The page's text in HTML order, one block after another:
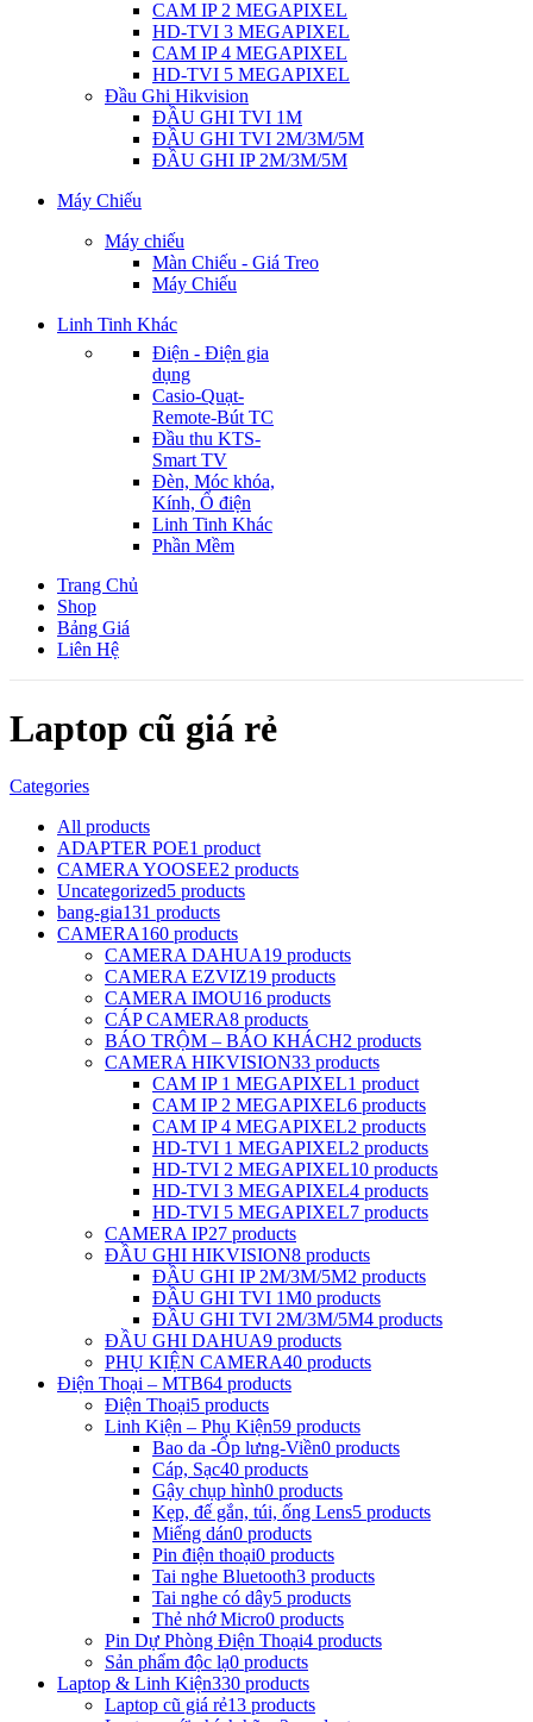
CAM IP 2 MEGAPIXEL
HD-TVI 3 MEGAPIXEL
CAM IP 4 MEGAPIXEL
HD-TVI 5 MEGAPIXEL
Đầu Ghi Hikvision
ĐẦU GHI TVI 1M
ĐẦU GHI TVI 2M/3M/5M
ĐẦU GHI IP 2M/3M/5M
Máy Chiếu
Máy chiếu
Màn Chiếu - Giá Treo
Máy Chiếu
Linh Tinh Khác
Điện - Điện gia
dụng
Casio-Quạt-
Remote-Bút TC
Đầu thu KTS-
Smart TV
Đèn, Móc khóa,
Kính, Ổ điện
Linh Tinh Khác
Phần Mềm
Trang Chủ
Shop
Bảng Giá
Liên Hệ
Laptop cũ giá rẻ
Categories
All products
ADAPTER POE1 product
CAMERA YOOSEE2 products
Uncategorized5 products
bang-gia131 products
CAMERA160 products
CAMERA DAHUA19 products
CAMERA EZVIZ19 products
CAMERA IMOU16 products
CÁP CAMERA8 products
BÁO TRỘM – BÁO KHÁCH2 products
CAMERA HIKVISION33 products
CAM IP 1 MEGAPIXEL1 product
CAM IP 2 MEGAPIXEL6 products
CAM IP 4 MEGAPIXEL2 products
HD-TVI 1 MEGAPIXEL2 products
HD-TVI 2 MEGAPIXEL10 products
HD-TVI 3 MEGAPIXEL4 products
HD-TVI 5 MEGAPIXEL7 products
CAMERA IP27 products
ĐẦU GHI HIKVISION8 products
ĐẦU GHI IP 2M/3M/5M2 products
ĐẦU GHI TVI 1M0 products
ĐẦU GHI TVI 2M/3M/5M4 products
ĐẦU GHI DAHUA9 products
PHỤ KIỆN CAMERA40 products
Điện Thoại – MTB64 products
Điện Thoại5 products
Linh Kiện – Phụ Kiện59 products
Bao da -Ốp lưng-Viền0 products
Cáp, Sạc40 products
Gậy chụp hình0 products
Kẹp, đế gắn, túi, ống Lens5 products
Miếng dán0 products
Pin điện thoại0 products
Tai nghe Bluetooth3 products
Tai nghe có dây5 products
Thẻ nhớ Micro0 products
Pin Dự Phòng Điện Thoại4 products
Sản phẩm độc lạ0 products
Laptop & Linh Kiện330 products
Laptop cũ giá rẻ13 products